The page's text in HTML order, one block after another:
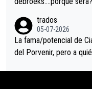
trados
05-07-2026
La fama/potencial de
del Porvenir, pero a